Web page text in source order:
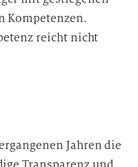
Kompetenzen.
reicht nicht
Jahren die